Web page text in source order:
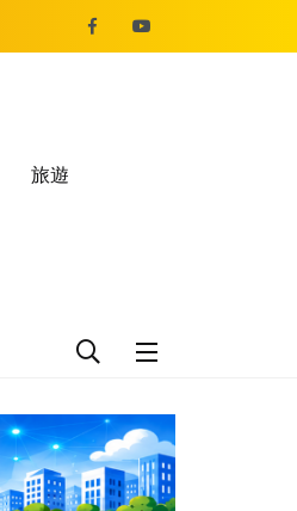
旅遊